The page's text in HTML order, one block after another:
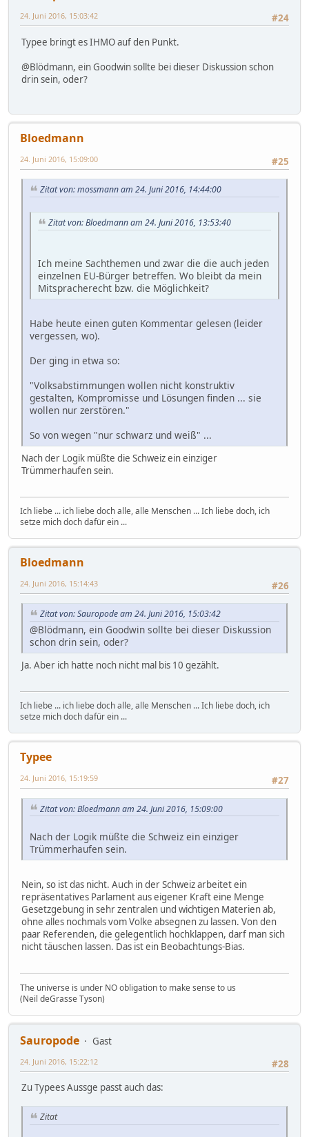
#24
24. Juni 2016, 15:03:42
Typee bringt es IHMO auf den Punkt.
@Blödmann, ein Goodwin sollte bei dieser Diskussion schon
drin sein, oder?
Bloedmann
#25
24. Juni 2016, 15:09:00
Zitat von: mossmann am 24. Juni 2016, 14:44:00
Zitat von: Bloedmann am 24. Juni 2016, 13:53:40
Ich meine Sachthemen und zwar die die auch jeden
einzelnen EU-Bürger betreffen. Wo bleibt da mein
Mitspracherecht bzw. die Möglichkeit?
Habe heute einen guten Kommentar gelesen (leider
vergessen, wo).
Der ging in etwa so:
"Volksabstimmungen wollen nicht konstruktiv
gestalten, Kompromisse und Lösungen finden ... sie
wollen nur zerstören."
So von wegen "nur schwarz und weiß" ...
Nach der Logik müßte die Schweiz ein einziger
Trümmerhaufen sein.
Ich liebe ... ich liebe doch alle, alle Menschen ... Ich liebe doch, ich
setze mich doch dafür ein ...
Bloedmann
#26
24. Juni 2016, 15:14:43
Zitat von: Sauropode am 24. Juni 2016, 15:03:42
@Blödmann, ein Goodwin sollte bei dieser Diskussion
schon drin sein, oder?
Ja. Aber ich hatte noch nicht mal bis 10 gezählt.
Ich liebe ... ich liebe doch alle, alle Menschen ... Ich liebe doch, ich
setze mich doch dafür ein ...
Typee
#27
24. Juni 2016, 15:19:59
Zitat von: Bloedmann am 24. Juni 2016, 15:09:00
Nach der Logik müßte die Schweiz ein einziger
Trümmerhaufen sein.
Nein, so ist das nicht. Auch in der Schweiz arbeitet ein
repräsentatives Parlament aus eigener Kraft eine Menge
Gesetzgebung in sehr zentralen und wichtigen Materien ab,
ohne alles nochmals vom Volke absegnen zu lassen. Von den
paar Referenden, die gelegentlich hochklappen, darf man sich
nicht täuschen lassen. Das ist ein Beobachtungs-Bias.
The universe is under NO obligation to make sense to us
(Neil deGrasse Tyson)
Sauropode
Gast
#28
24. Juni 2016, 15:22:12
Zu Typees Aussge passt auch das:
Zitat